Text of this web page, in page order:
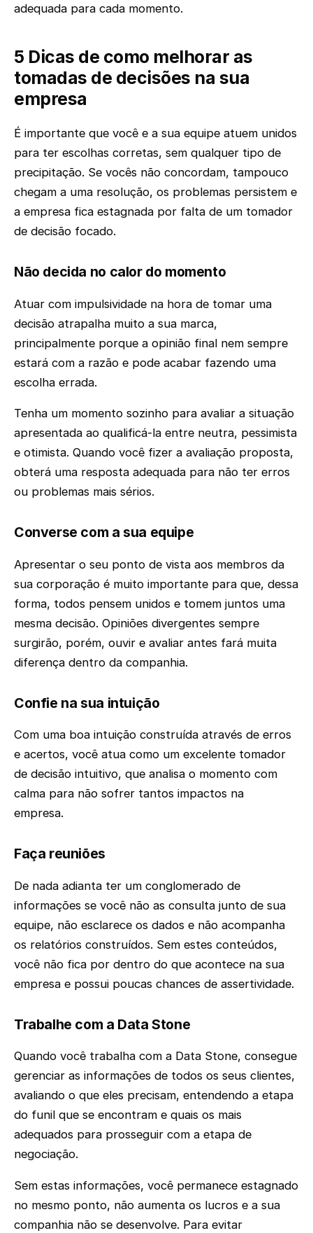
adequada para cada momento.
5 Dicas de como melhorar as
tomadas de decisões na sua
empresa
É importante que você e a sua equipe atuem unidos
para ter escolhas corretas, sem qualquer tipo de
precipitação. Se vocês não concordam, tampouco
chegam a uma resolução, os problemas persistem e
a empresa fica estagnada por falta de um tomador
de decisão focado.
Não decida no calor do momento
Atuar com impulsividade na hora de tomar uma
decisão atrapalha muito a sua marca,
principalmente porque a opinião final nem sempre
estará com a razão e pode acabar fazendo uma
escolha errada.
Tenha um momento sozinho para avaliar a situação
apresentada ao qualificá-la entre neutra, pessimista
e otimista. Quando você fizer a avaliação proposta,
obterá uma resposta adequada para não ter erros
ou problemas mais sérios.
Converse com a sua equipe
Apresentar o seu ponto de vista aos membros da
sua corporação é muito importante para que, dessa
forma, todos pensem unidos e tomem juntos uma
mesma decisão. Opiniões divergentes sempre
surgirão, porém, ouvir e avaliar antes fará muita
diferença dentro da companhia.
Confie na sua intuição
Com uma boa intuição construída através de erros
e acertos, você atua como um excelente tomador
de decisão intuitivo, que analisa o momento com
calma para não sofrer tantos impactos na
empresa.
Faça reuniões
De nada adianta ter um conglomerado de
informações se você não as consulta junto de sua
equipe, não esclarece os dados e não acompanha
os relatórios construídos. Sem estes conteúdos,
você não fica por dentro do que acontece na sua
empresa e possui poucas chances de assertividade.
Trabalhe com a Data Stone
Quando você trabalha com a Data Stone, consegue
gerenciar as informações de todos os seus clientes,
avaliando o que eles precisam, entendendo a etapa
do funil que se encontram e quais os mais
adequados para prosseguir com a etapa de
negociação.
Sem estas informações, você permanece estagnado
no mesmo ponto, não aumenta os lucros e a sua
companhia não se desenvolve. Para evitar